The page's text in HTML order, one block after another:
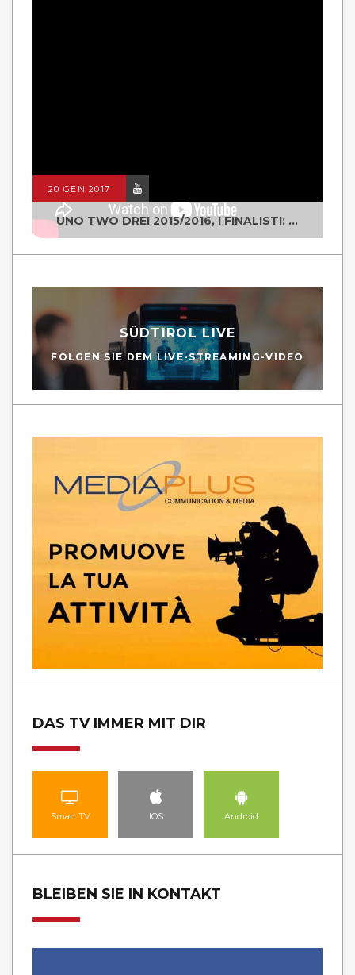
20 GEN 2017
UNO TWO DREI 2015/2016, I FINALISTI: CLASSE IV ALS ISTITUTO "DEGASPERI" BORGO VALSUGANA
SÜDTIROL LIVE
FOLGEN SIE DEM LIVE-STREAMING-VIDEO
DAS TV IMMER MIT DIR
Smart TV IOS Android
BLEIBEN SIE IN KONTAKT